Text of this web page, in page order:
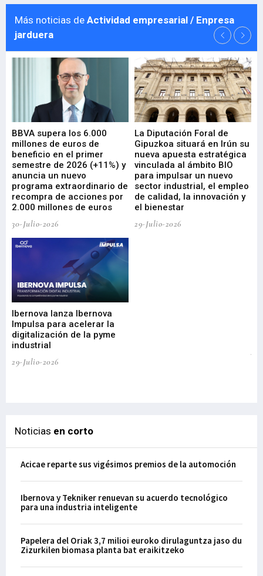
Más noticias de Actividad empresarial / Enpresa
jarduera
BBVA supera los 6.000
millones de euros de
beneficio en el primer
semestre de 2026 (+11%) y
anuncia un nuevo
programa extraordinario de
recompra de acciones por
2.000 millones de euros
30-Julio-2026
La Diputación Foral de
Gipuzkoa situará en Irún su
nueva apuesta estratégica
vinculada al ámbito BIO
para impulsar un nuevo
sector industrial, el empleo
de calidad, la innovación y
el bienestar
29-Julio-2026
Ibernova lanza Ibernova
Impulsa para acelerar la
digitalización de la pyme
industrial
29-Julio-2026
Noticias en corto
Acicae reparte sus vigésimos premios de la automoción
Ibernova y Tekniker renuevan su acuerdo tecnológico
para una industria inteligente
Papelera del Oriak 3,7 milioi euroko dirulaguntza jaso du
Zizurkilen biomasa planta bat eraikitzeko